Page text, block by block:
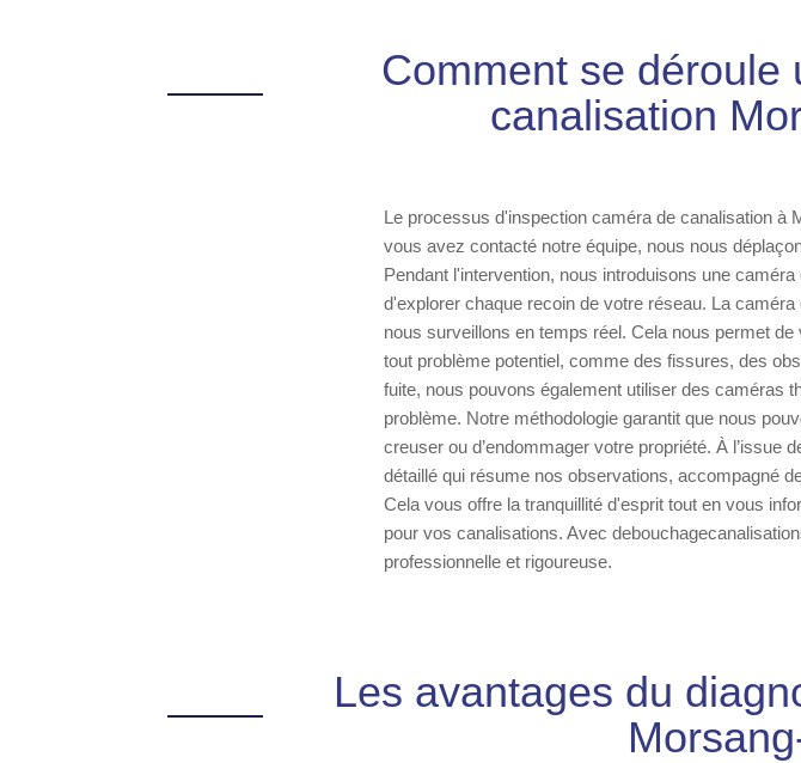
Comment se déroule
canalisation
Le processus d'inspection caméra de canalisation à
vous avez contacté notre équipe, nous nous
Pendant l'intervention, nous introduisons une
d'explorer chaque recoin de votre réseau. La
nous surveillons en temps réel. Cela nous permet
tout problème potentiel, comme des fissures, des
fuite, nous pouvons également utiliser des caméras
problème. Notre méthodologie garantit que nous
creuser ou d’endommager votre propriété. À l’issue
détaillé qui résume nos observations, accompagné
Cela vous offre la tranquillité d'esprit tout en vous
pour vos canalisations. Avec
professionnelle et rigoureuse.
Les avantages du